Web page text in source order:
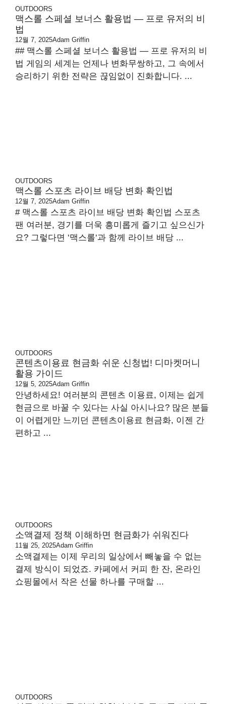
OUTDOORS
맥스롤 스페셜 보너스 활용법 — 프로 유저의 비
법
12월 7, 2025Adam Griffin
## 맥스롤 스페셜 보너스 활용법 — 프로 유저의 비
법 게임의 세계는 언제나 변화무쌍하고, 그 속에서
승리하기 위한 전략은 끊임없이 진화합니다. ...
OUTDOORS
맥스롤 스포츠 라이브 배당 변화 확인법
12월 7, 2025Adam Griffin
# 맥스롤 스포츠 라이브 배당 변화 확인법 스포츠
팬 여러분, 경기를 더욱 흥미롭게 즐기고 싶으신가
요? 그렇다면 ‘맥스롤‘과 함께 라이브 배당 ...
OUTDOORS
콘텐츠이용료 현금화 쉬운 신청법! 디마켓머니
활용 가이드
12월 5, 2025Adam Griffin
안녕하세요! 여러분의 콘텐츠 이용료, 이제는 쉽게
현금으로 바꿀 수 있다는 사실 아시나요? 많은 분들
이 어렵게만 느끼던 콘텐츠이용료 현금화, 이젠 간
편하고 ...
OUTDOORS
소액결제 정책 이해하면 현금화가 쉬워진다
11월 25, 2025Adam Griffin
소액결제는 이제 우리의 일상에서 빼놓을 수 없는
결제 방식이 되었죠. 카페에서 커피 한 잔, 온라인
쇼핑몰에서 작은 선물 하나를 구매할 ...
OUTDOORS